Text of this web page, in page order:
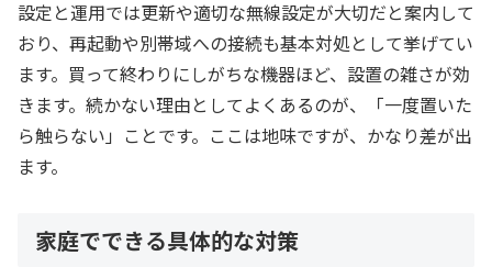
設定と運用では更新や適切な無線設定が大切だと案内して
おり、再起動や別帯域への接続も基本対処として挙げてい
ます。買って終わりにしがちな機器ほど、設置の雑さが効
きます。続かない理由としてよくあるのが、「一度置いた
ら触らない」ことです。ここは地味ですが、かなり差が出
ます。
家庭でできる具体的な対策